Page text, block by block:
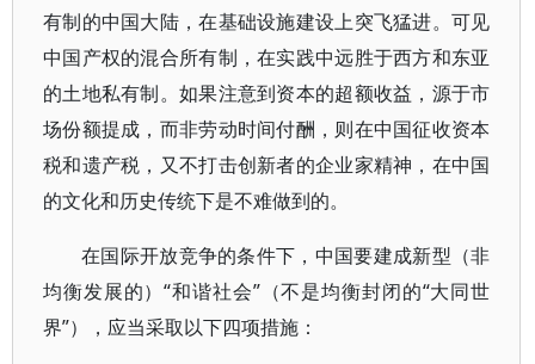
有制的中国大陆，在基础设施建设上突飞猛进。可见
中国产权的混合所有制，在实践中远胜于西方和东亚
的土地私有制。如果注意到资本的超额收益，源于市
场份额提成，而非劳动时间付酬，则在中国征收资本
税和遗产税，又不打击创新者的企业家精神，在中国
的文化和历史传统下是不难做到的。
在国际开放竞争的条件下，中国要建成新型（非
均衡发展的）“和谐社会”（不是均衡封闭的“大同世
界”），应当采取以下四项措施：